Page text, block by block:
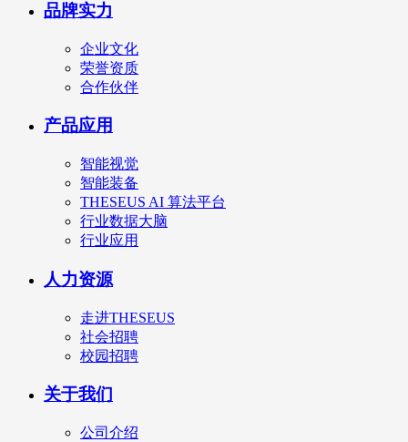
品牌实力
企业文化
荣誉资质
合作伙伴
产品应用
智能视觉
智能装备
THESEUS AI 算法平台
行业数据大脑
行业应用
人力资源
走进THESEUS
社会招聘
校园招聘
关于我们
公司介绍